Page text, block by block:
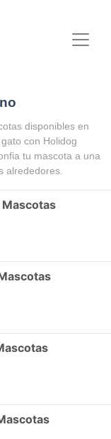
disponibles en
con Holidog
tu mascota a una
alrededores.